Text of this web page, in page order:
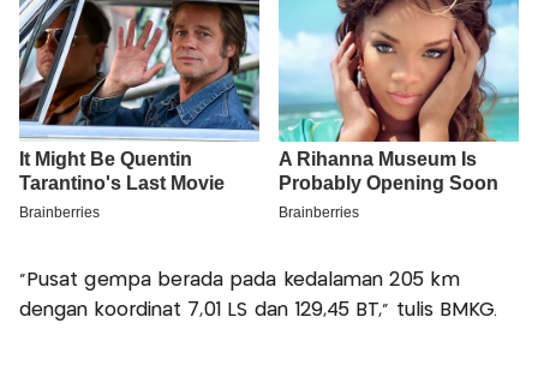
"Pusat gempa berada pada kedalaman 205 km
dengan koordinat 7,01 LS dan 129,45 BT," tulis BMKG.